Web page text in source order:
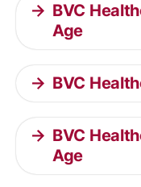
BVC
Age
BVC
BVC
Age